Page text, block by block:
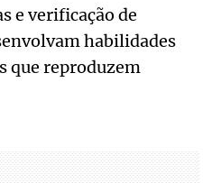
e verificação de
habilidades
que reproduzem